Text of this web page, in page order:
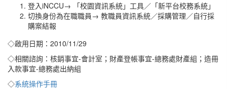
登入iNCCU→ 「校園資訊系統」工具／「新平台校務系統」
切換身份為在職職員→ 教職員資訊系統／採購管理／自行採
購案結報
◇啟用日期：2010/11/29
◇相關諮詢：核銷事宜-會計室；財產登帳事宜-總務處財產組；造冊
入款事宜-總務處出納組
◇系統操作手冊